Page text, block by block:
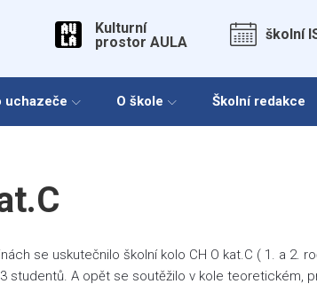
Kulturní
prostor AULA
školní
uchazeče O škole Školní redakce
se uskutečnilo školní kolo CH O kat.C ( 1. a 2.
studentů. A opět se soutěžilo v kole teoretickém,